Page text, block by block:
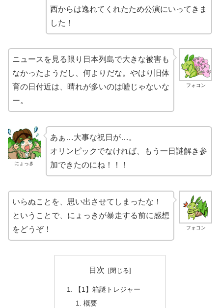
西からは逸れてくれたため公演にいってきま
した！
フォコン
ニュースを見る限り日本列島で大きな被害も
なかったようだし、何よりだな。やはり旧体
育の日付近は、晴れが多いのは嘘じゃないな
ー。
にょっき
あぁ…大事な祝日が…。
オリンピックでなければ、もう一日謎解き参
加できたのにね！！！
フォコン
いらぬことを、思い出させてしまったな！
ということで、にょっきが暴走する前に感想
をどうぞ！
目次
【1】箱謎トレジャー
概要